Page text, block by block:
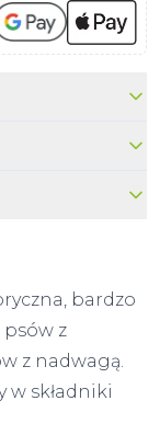
bardzo
z
z nadwagą.
składniki